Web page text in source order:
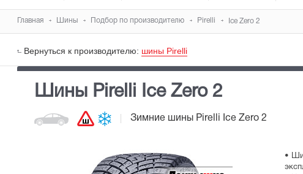
Главная Шины Подбор по производителю Pirelli Ice Zero 2
Вернуться к производителю: шины Pirelli
Шины Pirelli Ice Zero 2
Зимние шины Pirelli Ice Zero 2
•